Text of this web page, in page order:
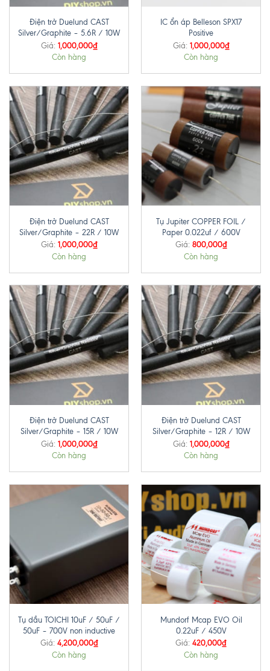
Điện trở Duelund CAST
Silver/Graphite – 5.6R / 10W
Giá: 1,000,000₫
Còn hàng
IC ổn áp Belleson SPX17
Positive
Giá: 1,000,000₫
Còn hàng
Điện trở Duelund CAST
Silver/Graphite – 22R / 10W
Giá: 1,000,000₫
Còn hàng
Tụ Jupiter COPPER FOIL /
Paper 0.022uf / 600V
Giá: 800,000₫
Còn hàng
Điện trở Duelund CAST
Silver/Graphite – 15R / 10W
Giá: 1,000,000₫
Còn hàng
Điện trở Duelund CAST
Silver/Graphite – 12R / 10W
Giá: 1,000,000₫
Còn hàng
Tụ dầu TOICHI 10uF / 50uF /
50uF – 700V non inductive
Giá: 4,200,000₫
Còn hàng
Mundorf Mcap EVO Oil
0.22uF / 450V
Giá: 420,000₫
Còn hàng